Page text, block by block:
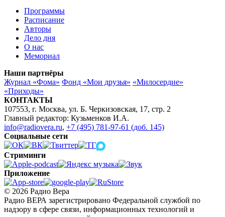
Программы
Расписание
Авторы
Дело дня
О нас
Мемориал
Наши партнёры
Журнал «Фома» Фонд «Мои друзья» «Милосердие»
«Приходы»
КОНТАКТЫ
107553, г. Москва, ул. Б. Черкизовская, 17, стр. 2
Главный редактор: Кузьменков И.А.
info@radiovera.ru, +7 (495) 781-97-61 (доб. 145)
Социальные сети
Стриминги
Приложение
© 2026 Радио Вера
Радио ВЕРА зарегистрировано Федеральной службой по
надзору в сфере связи, информационных технологий и